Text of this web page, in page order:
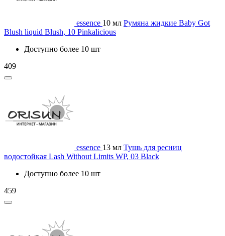
essence 10 мл Румяна жидкие Baby Got
Blush liquid Blush, 10 Pinkalicious
Доступно более 10 шт
409
essence 13 мл Тушь для ресниц
водостойкая Lash Without Limits WP, 03 Black
Доступно более 10 шт
459